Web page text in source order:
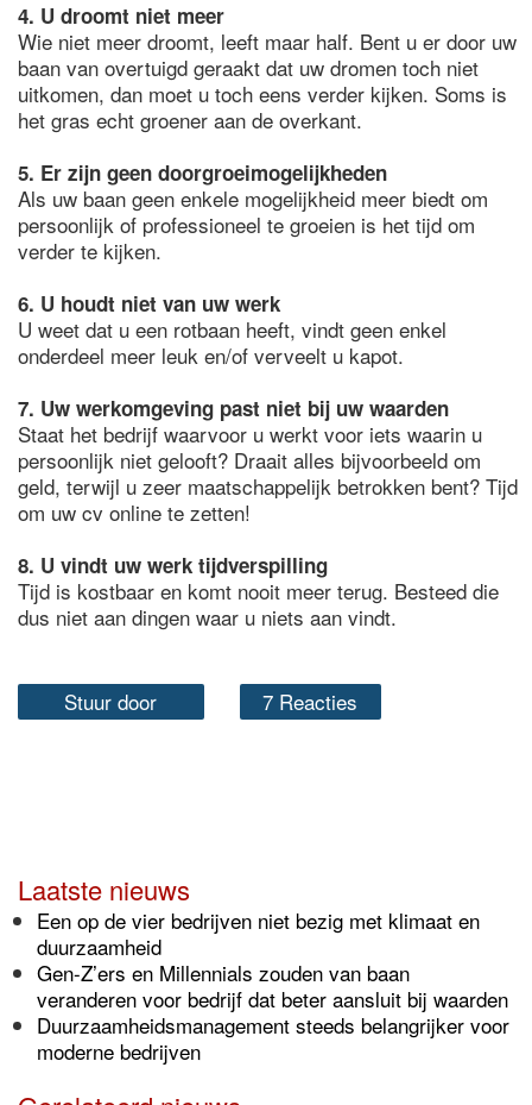
4. U droomt niet meer
Wie niet meer droomt, leeft maar half. Bent u er door uw
baan van overtuigd geraakt dat uw dromen toch niet
uitkomen, dan moet u toch eens verder kijken. Soms is
het gras echt groener aan de overkant.
5. Er zijn geen doorgroeimogelijkheden
Als uw baan geen enkele mogelijkheid meer biedt om
persoonlijk of professioneel te groeien is het tijd om
verder te kijken.
6. U houdt niet van uw werk
U weet dat u een rotbaan heeft, vindt geen enkel
onderdeel meer leuk en/of verveelt u kapot.
7. Uw werkomgeving past niet bij uw waarden
Staat het bedrijf waarvoor u werkt voor iets waarin u
persoonlijk niet gelooft? Draait alles bijvoorbeeld om
geld, terwijl u zeer maatschappelijk betrokken bent? Tijd
om uw cv online te zetten!
8. U vindt uw werk tijdverspilling
Tijd is kostbaar en komt nooit meer terug. Besteed die
dus niet aan dingen waar u niets aan vindt.
Stuur door 7 Reacties
Laatste nieuws
Een op de vier bedrijven niet bezig met klimaat en
duurzaamheid
Gen-Z’ers en Millennials zouden van baan
veranderen voor bedrijf dat beter aansluit bij waarden
Duurzaamheidsmanagement steeds belangrijker voor
moderne bedrijven